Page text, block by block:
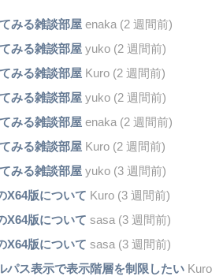
みる雑談部屋enaka (2 週間前)
みる雑談部屋yuko (2 週間前)
みる雑談部屋Kuro (2 週間前)
みる雑談部屋yuko (2 週間前)
みる雑談部屋enaka (2 週間前)
みる雑談部屋Kuro (2 週間前)
みる雑談部屋yuko (3 週間前)
X64版について Kuro (3 週間前)
X64版について sasa (3 週間前)
X64版について sasa (3 週間前)
パス表示で表示階層を制限したいKuro